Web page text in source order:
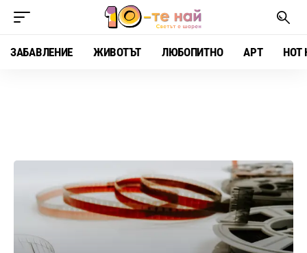
ЗАБАВЛЕНИЕ ЖИВОТЪТ ЛЮБОПИТНО АРТ HOT